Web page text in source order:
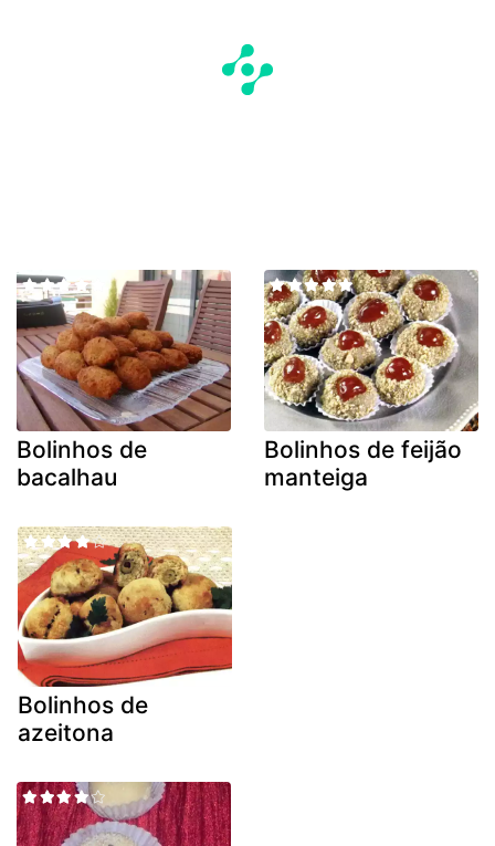
Bolinhos de
bacalhau
Bolinhos de feijão
manteiga
Bolinhos de
azeitona